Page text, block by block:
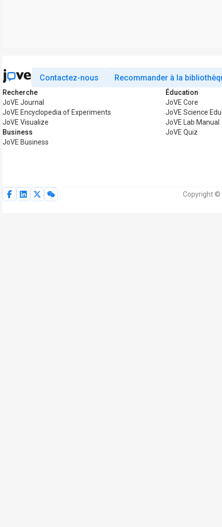
Contactez-nous Recommander à la
Recherche
JoVE Journal
JoVE Encyclopedia of Experiments
JoVE Visualize
Business
JoVE Business
Éducation
JoVE Core
JoVE Science
JoVE Lab Manual
JoVE Quiz
Copyright ©